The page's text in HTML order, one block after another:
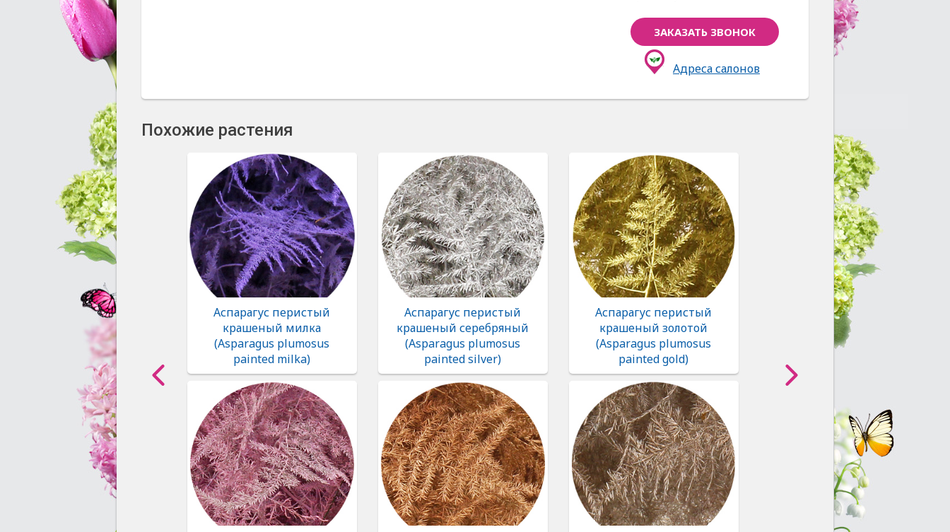
ЗАКАЗАТЬ ЗВОНОК
Адреса салонов
Похожие растения
Аспарагус перистый
крашеный милка
(Asparagus plumosus
painted milka)
Аспарагус перистый
крашеный серебряный
(Asparagus plumosus
painted silver)
Аспарагус перистый
крашеный золотой
(Asparagus plumosus
painted gold)